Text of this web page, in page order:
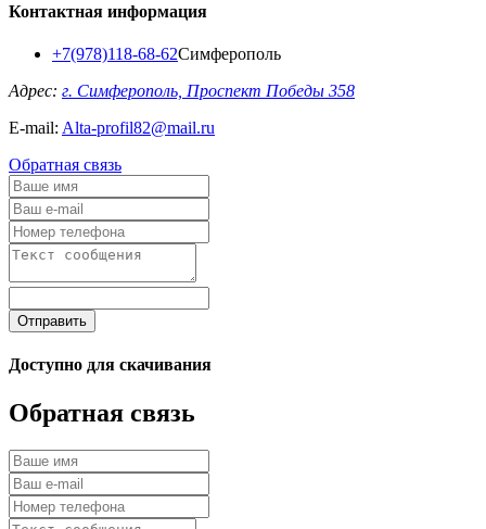
Контактная информация
+7(978)118-68-62Симферополь
Адрес: г. Симферополь, Проспект Победы 358
E-mail: Alta-profil82@mail.ru
Обратная связь
Отправить
Доступно для скачивания
Обратная связь